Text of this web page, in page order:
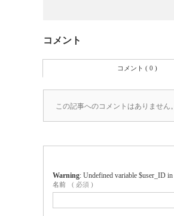
コメント
コメント ( 0 )
この記事へのコメントはありません。
Warning : Undefined variable $user_ID in
名前 ( 必須 )